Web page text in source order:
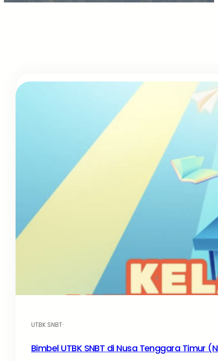
UTBK SNBT·
Bimbel UTBK SNBT di Nusa Tenggara Timur